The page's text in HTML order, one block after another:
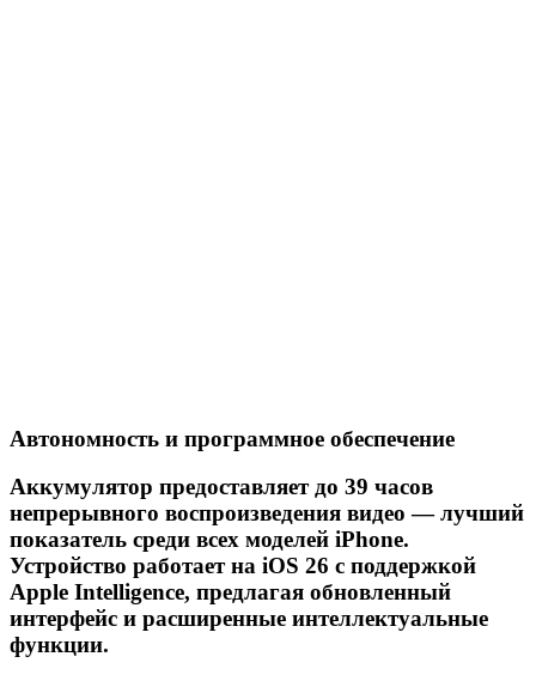
Автономность и программное обеспечение
Аккумулятор предоставляет до 39 часов
непрерывного воспроизведения видео — лучший
показатель среди всех моделей iPhone.
Устройство работает на iOS 26 с поддержкой
Apple Intelligence, предлагая обновленный
интерфейс и расширенные интеллектуальные
функции.